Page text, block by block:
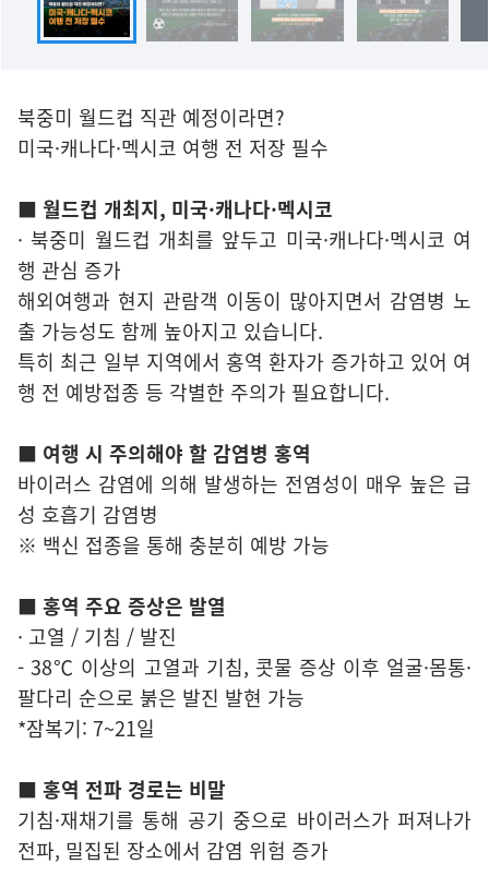
북중미 월드컵 직관 예정이라면?
미국·캐나다·멕시코 여행 전 저장 필수
■ 월드컵 개최지, 미국·캐나다·멕시코
· 북중미 월드컵 개최를 앞두고 미국·캐나다·멕시코 여
행 관심 증가
해외여행과 현지 관람객 이동이 많아지면서 감염병 노
출 가능성도 함께 높아지고 있습니다.
특히 최근 일부 지역에서 홍역 환자가 증가하고 있어 여
행 전 예방접종 등 각별한 주의가 필요합니다.
■ 여행 시 주의해야 할 감염병 홍역
바이러스 감염에 의해 발생하는 전염성이 매우 높은 급
성 호흡기 감염병
※ 백신 접종을 통해 충분히 예방 가능
■ 홍역 주요 증상은 발열
· 고열 / 기침 / 발진
- 38℃ 이상의 고열과 기침, 콧물 증상 이후 얼굴·몸통·
팔다리 순으로 붉은 발진 발현 가능
*잠복기: 7~21일
■ 홍역 전파 경로는 비말
기침·재채기를 통해 공기 중으로 바이러스가 퍼져나가
전파, 밀집된 장소에서 감염 위험 증가